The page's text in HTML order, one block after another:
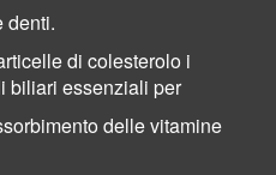
denti.
di colesterolo i
biliari essenziali per
delle vitamine